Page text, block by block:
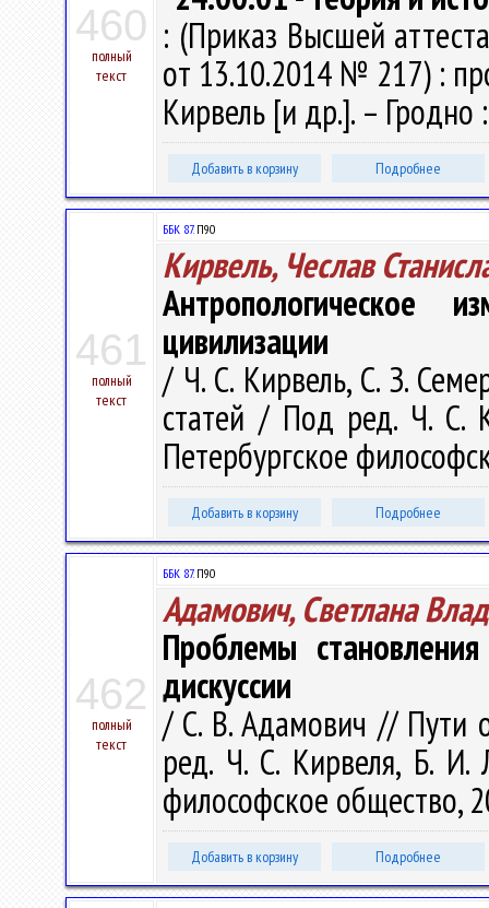
460
полный
текст
: (Приказ Высшей
от 13.10.2014 № 217) :
Кирвель [и др.]. – Гродно
Добавить в корзину Подробнее
461
полный
текст
ББК 87.П90
Кирвель, Чеслав
Антропологическое
цивилизации
/ Ч. С. Кирвель, С. З.
статей / Под ред. Ч. С.
Петербургское
Добавить в корзину Подробнее
462
полный
текст
ББК 87.П90
Адамович, Светлана
Проблемы
дискуссии
/ С. В. Адамович // Пути
ред. Ч. С. Кирвеля, Б. И.
философское общество,
Добавить в корзину Подробнее